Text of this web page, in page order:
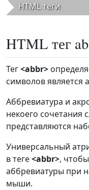
HTML теги
HTML тег
Тег<abbr>
символов является
Аббревиатура и
некоего сочетания
представляются
Универсальный
в теге<abbr>,
аббревиатуры при
мыши.